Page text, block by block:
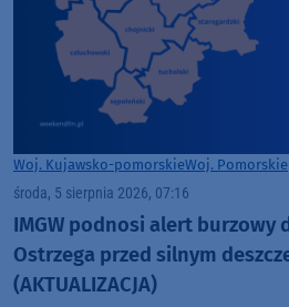
Woj. Kujawsko-pomorskieWoj. Pomorskie
środa, 5 sierpnia 2026, 07:16
IMGW podnosi alert burzowy
Ostrzega przed silnym
(AKTUALIZACJA)